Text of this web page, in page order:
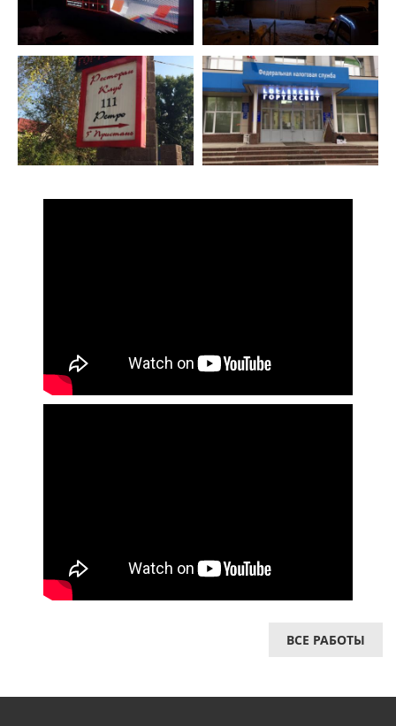
ВСЕ РАБОТЫ